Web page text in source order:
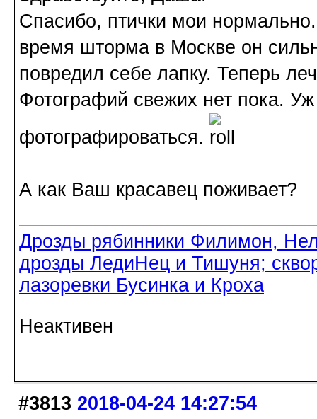
Спасибо, птички мои
время шторма в Москве он
повредил себе лапку. Теперь
Фотографий свежих нет пока.
фотографироваться.
А как Ваш красавец поживает?
Дрозды рябинники Филимон,
дрозды ЛедиНец и Тишуня;
лазоревки Бусинка и Кроха
Неактивен
#3813 2018-04-24 14:27:54